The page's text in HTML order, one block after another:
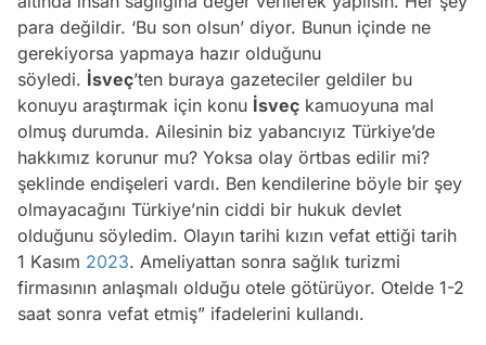
para değildir. ‘Bu son olsun’ diyor. Bunun içinde ne
gerekiyorsa yapmaya hazır olduğunu
söyledi. İsveç’ten buraya gazeteciler geldiler bu
konuyu araştırmak için konu İsveç kamuoyuna mal
olmuş durumda. Ailesinin biz yabancıyız Türkiye’de
hakkımız korunur mu? Yoksa olay örtbas edilir mi?
şeklinde endişeleri vardı. Ben kendilerine böyle bir şey
olmayacağını Türkiye’nin ciddi bir hukuk devlet
olduğunu söyledim. Olayın tarihi kızın vefat ettiği tarih
1 Kasım 2023. Ameliyattan sonra sağlık turizmi
firmasının anlaşmalı olduğu otele götürüyor. Otelde 1-2
saat sonra vefat etmiş” ifadelerini kullandı.
Test